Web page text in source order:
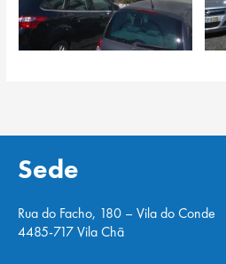
Sede
Rua do Facho, 180 – Vila do Conde
4485-717 Vila Chã